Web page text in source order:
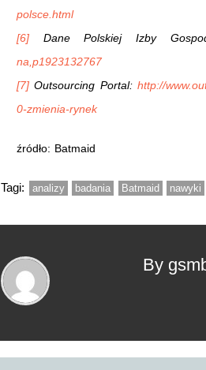
polsce.html
[6] Dane Polskiej Izby
na,p1923132767
[7] Outsourcing Portal: http://
0-zmienia-rynek
źródło: Batmaid
Tagi: analizy badania Batmaid nawyki
By